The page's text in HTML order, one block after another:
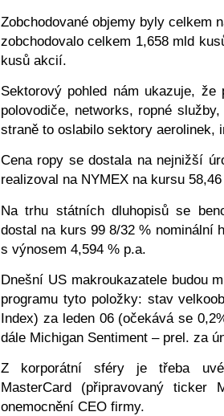
Zobchodované objemy byly celkem
zobchodovalo celkem 1,658 mld
kusů akcií.
Sektorový pohled nám ukazuje,
polovodiče, networks, ropné
straně to oslabilo sektory aerolinek,
Cena ropy se dostala na nejnižší
realizoval na NYMEX na kursu
Na trhu státních dluhopisů se
dostal na kurs 99 8/32 % nominální
s výnosem 4,594 % p.a.
Dnešní US makroukazatele budou
programu tyto položky: stav
Index) za leden 06 (očekává se
dále Michigan Sentiment – prel. za
Z korporátní sféry je třeba
MasterCard (připravovaný
onemocnění CEO firmy.